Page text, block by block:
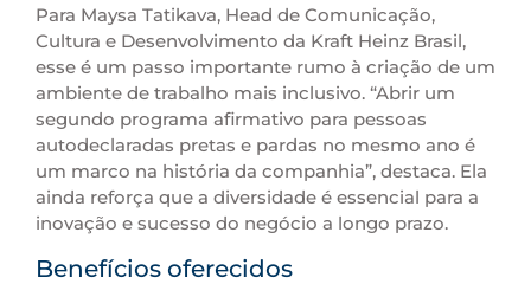
Para Maysa Tatikava, Head de Comunicação,
Cultura e Desenvolvimento da Kraft Heinz Brasil,
esse é um passo importante rumo à criação de um
ambiente de trabalho mais inclusivo. “Abrir um
segundo programa afirmativo para pessoas
autodeclaradas pretas e pardas no mesmo ano é
um marco na história da companhia”, destaca. Ela
ainda reforça que a diversidade é essencial para a
inovação e sucesso do negócio a longo prazo.
Benefícios oferecidos